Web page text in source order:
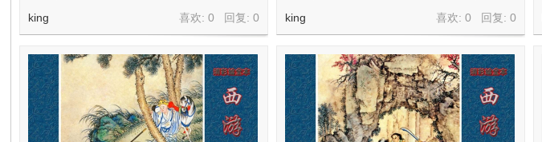
喜欢: 0 回复:0
king
喜欢: 0 回复:0
king